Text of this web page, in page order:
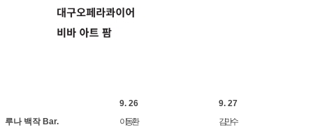
9. 26
9. 27
루나 백작 Bar. 이동환
김만수